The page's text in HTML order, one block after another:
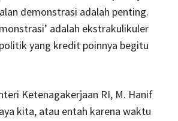
demonstrasi adalah penting.
adalah ekstrakulikuler
yang kredit poinnya begitu
Ketenagakerjaan RI, M. Hanif
kita, atau entah karena waktu